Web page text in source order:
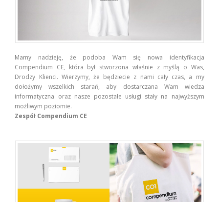
Mamy nadzieję, że podoba Wam się nowa identyfikacja
Compendium CE, która był stworzona właśnie z myślą o Was,
Drodzy Klienci. Wierzymy, że będziecie z nami cały czas, a my
dołożymy wszelkich starań, aby dostarczana Wam wiedza
informatyczna oraz nasze pozostałe usługi stały na najwyższym
możliwym poziomie.
Zespół Compendium CE